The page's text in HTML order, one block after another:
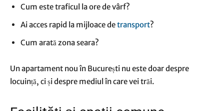
Cum este traficul la ore de vârf?
Ai acces rapid la mijloace detransport?
Cum arată zona seara?
Un apartament nou în București nu este doar despre
locuință, ci și despre mediul în care vei trăi.